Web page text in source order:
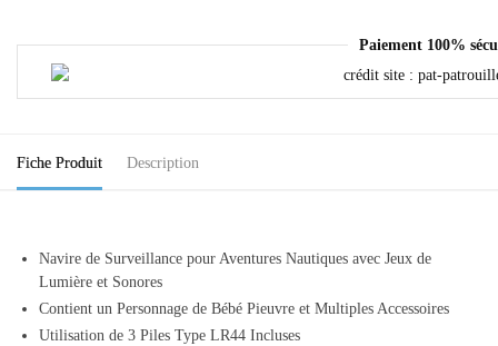
Paiement 100%
Fiche Produit Description
Navire de Surveillance pour Aventures Nautiques avec Jeux de
Lumière et Sonores
Contient un Personnage de Bébé Pieuvre et Multiples Accessoires
Utilisation de 3 Piles Type LR44 Incluses